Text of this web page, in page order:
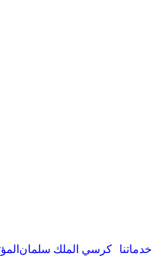
خدماتنا كرسي الملك سلمان